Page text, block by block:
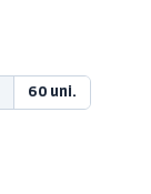
60 uni.